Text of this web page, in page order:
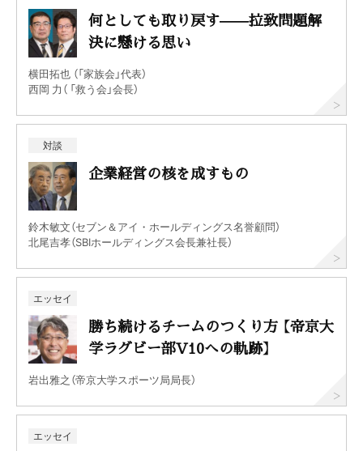
何としても取り戻す——拉致問題解
決に懸ける思い
横田拓也 （「家族会」代表）
西岡 力（ 「救う会」会長）
対談
企業経営の核を成すもの
鈴木敏文（セブン＆アイ・ホールディングス名誉顧問）
北尾吉孝（SBIホールディングス会長兼社長）
エッセイ
勝ち続けるチームのつくり方 【帝京大
学ラグビー部V10への軌跡】
岩出雅之（帝京大学スポーツ局局長）
エッセイ